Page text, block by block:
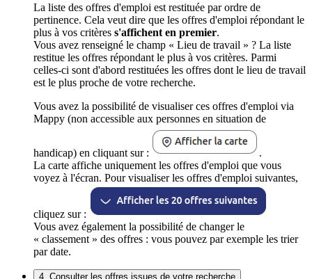
La liste des offres d'emploi est restituée par ordre de
pertinence. Cela veut dire que les offres d'emploi répondant le
plus à vos critères s'affichent en premier.
Vous avez renseigné le champ « Lieu de travail » ? La liste
restitue les offres répondant le plus à vos critères. Parmi
celles-ci sont d'abord restituées les offres dont le lieu de travail
est le plus proche de votre recherche.
Vous avez la possibilité de visualiser ces offres d'emploi via
Mappy (non accessible aux personnes en situation de
handicap) en cliquant sur :
.
La carte affiche uniquement les offres d'emploi que vous
voyez à l'écran. Pour visualiser les offres d'emploi suivantes,
cliquez sur :
Vous avez également la possibilité de changer le
« classement » des offres : vous pouvez par exemple les trier
par date.
4. Consulter les offres issues de votre recherche